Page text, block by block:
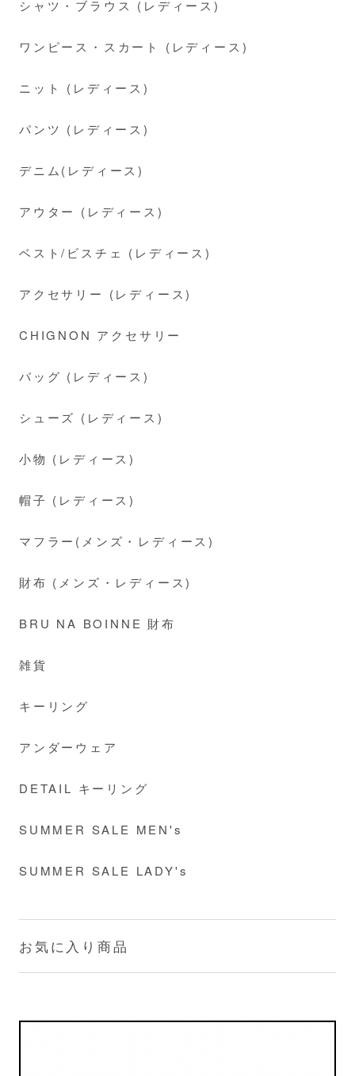
シャツ・ブラウス (レディース)
ワンピース・スカート (レディース)
ニット (レディース)
パンツ (レディース)
デニム(レディース)
アウター (レディース)
ベスト/ビスチェ (レディース)
アクセサリー (レディース)
CHIGNON アクセサリー
バッグ (レディース)
シューズ (レディース)
小物 (レディース)
帽子 (レディース)
マフラー(メンズ・レディース)
財布 (メンズ・レディース)
BRU NA BOINNE 財布
雑貨
キーリング
アンダーウェア
DETAIL キーリング
SUMMER SALE MEN's
SUMMER SALE LADY's
お気に入り商品